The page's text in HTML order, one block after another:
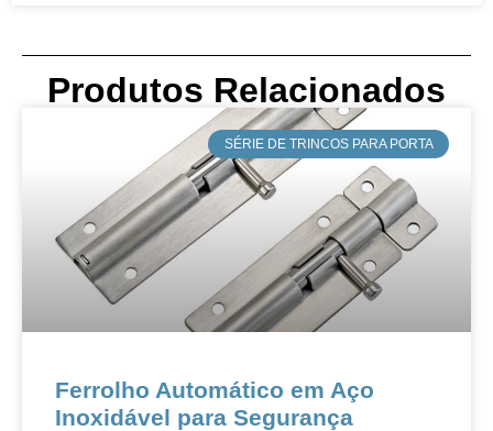
Produtos Relacionados
​SÉRIE DE TRINCOS PARA PORTA
​​​​Ferrolho Automático em Aço
Inoxidável para Segurança